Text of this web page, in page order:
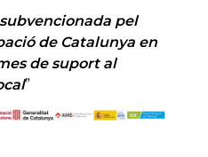
pel
de Catalunya en
de suport al
”